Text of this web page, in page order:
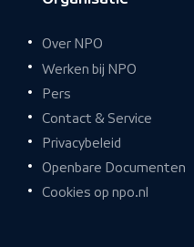
Over NPO
Werken bij NPO
Pers
Contact & Service
Privacybeleid
Openbare Documenten
Cookies op npo.nl